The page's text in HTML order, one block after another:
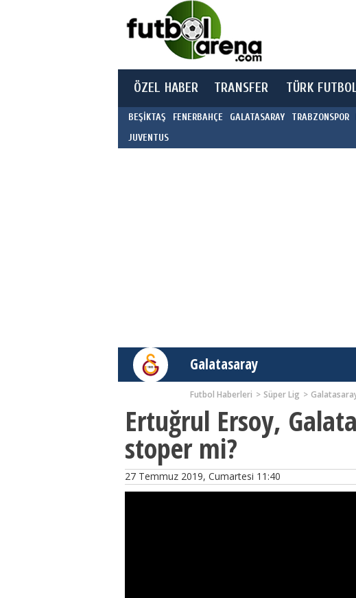
ÖZEL HABER TRANSFER TÜRK
BEŞİKTAŞ FENERBAHÇE GALATASARAY TRABZONSPOR
JUVENTUS
Galatasaray
Futbol Haberleri Süper Lig
Ertuğrul Ersoy,
stoper mi?
27 Temmuz 2019, Cumartesi 11:40